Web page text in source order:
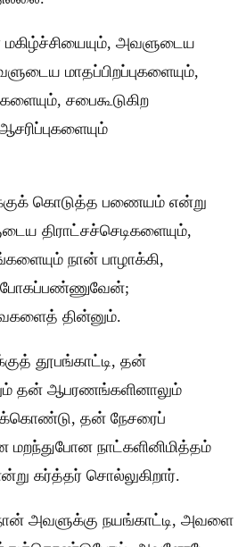
அவளுடைய
மாதப்பிறப்புகளையும்,
சபைகூடுகிற
கொடுத்த பணையம் என்று
திராட்சச்செடிகளையும்,
நான் பாழாக்கி,
தின்னும்.
தூபங்காட்டி, தன்
தன் ஆபரணங்களினாலும்
தன் நேசரைப்
நாட்களினிமித்தம்
கர்த்தர் சொல்லுகிறார்.
அவளுக்கு நயங்காட்டி, அவளை